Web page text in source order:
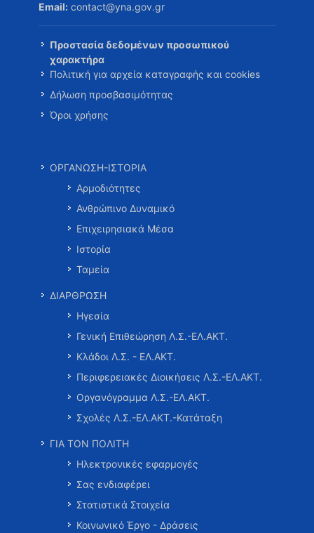
Email: contact@yna.gov.gr
Προστασία δεδομένων προσωπικού
χαρακτήρα
Πολιτική για αρχεία καταγραφής και cookies
Δήλωση προσβασιμότητας
Όροι χρήσης
ΟΡΓΑΝΩΣΗ-ΙΣΤΟΡΙΑ
Αρμοδιότητες
Ανθρώπινο Δυναμικό
Επιχειρησιακά Μέσα
Ιστορία
Ταμεία
ΔΙΑΡΘΡΩΣΗ
Ηγεσία
Γενική Επιθεώρηση Λ.Σ.-ΕΛ.ΑΚΤ.
Κλάδοι Λ.Σ. - ΕΛ.ΑΚΤ.
Περιφερειακές Διοικήσεις Λ.Σ.-ΕΛ.ΑΚΤ.
Οργανόγραμμα Λ.Σ.-ΕΛ.ΑΚΤ.
Σχολές Λ.Σ.-ΕΛ.ΑΚΤ.-Κατάταξη
ΓΙΑ ΤΟΝ ΠΟΛΙΤΗ
Ηλεκτρονικές εφαρμογές
Σας ενδιαφέρει
Στατιστικά Στοιχεία
Κοινωνικό Έργο - Δράσεις